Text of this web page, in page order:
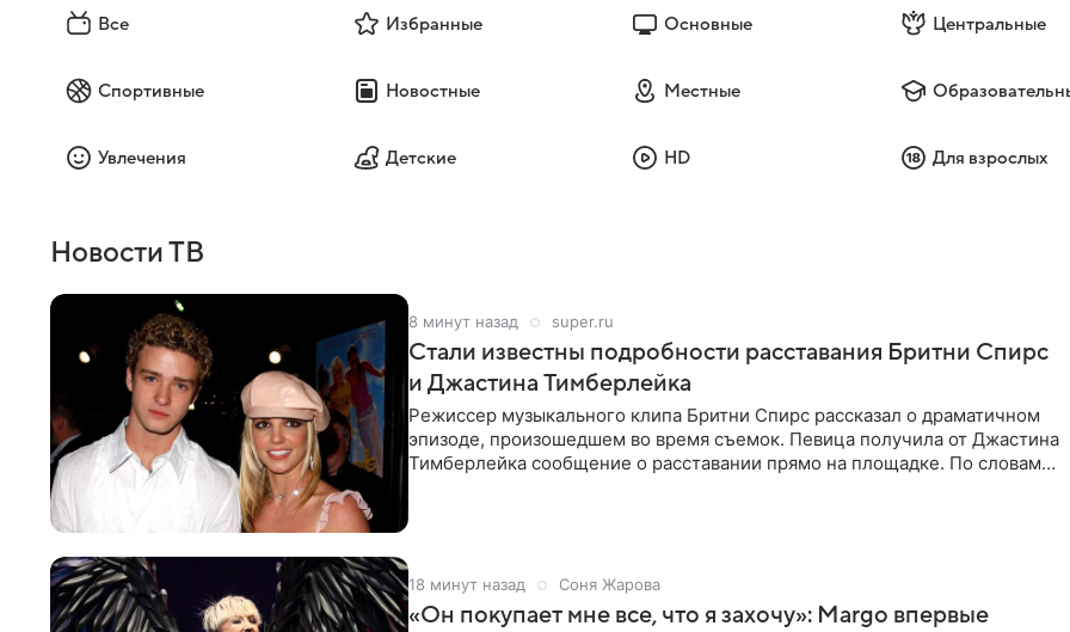
Все Избранные Основные Центральные
Спортивные Новостные Местные
Увлечения Детские HD Для взрослых
Новости ТВ
9 минут назад super.ru
Стали известны подробности расставания Бритни Спирс
и Джастина Тимберлейка
Режиссер музыкального клипа Бритни Спирс рассказал о драматичном
эпизоде, произошедшем во время съемок. Певица получила от Джастина
Тимберлейка сообщение о расставании прямо на площадке. По словам
19 минут назад Соня Жарова
«Он покупает мне все, что я захочу»: Margo впервые